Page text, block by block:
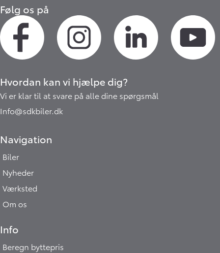
Følg os på
Hvordan kan vi hjælpe dig?
Vi er klar til at svare på alle dine spørgsmål
Info@sdkbiler.dk
Navigation
Biler
Nyheder
Værksted
Om os
Info
Beregn byttepris